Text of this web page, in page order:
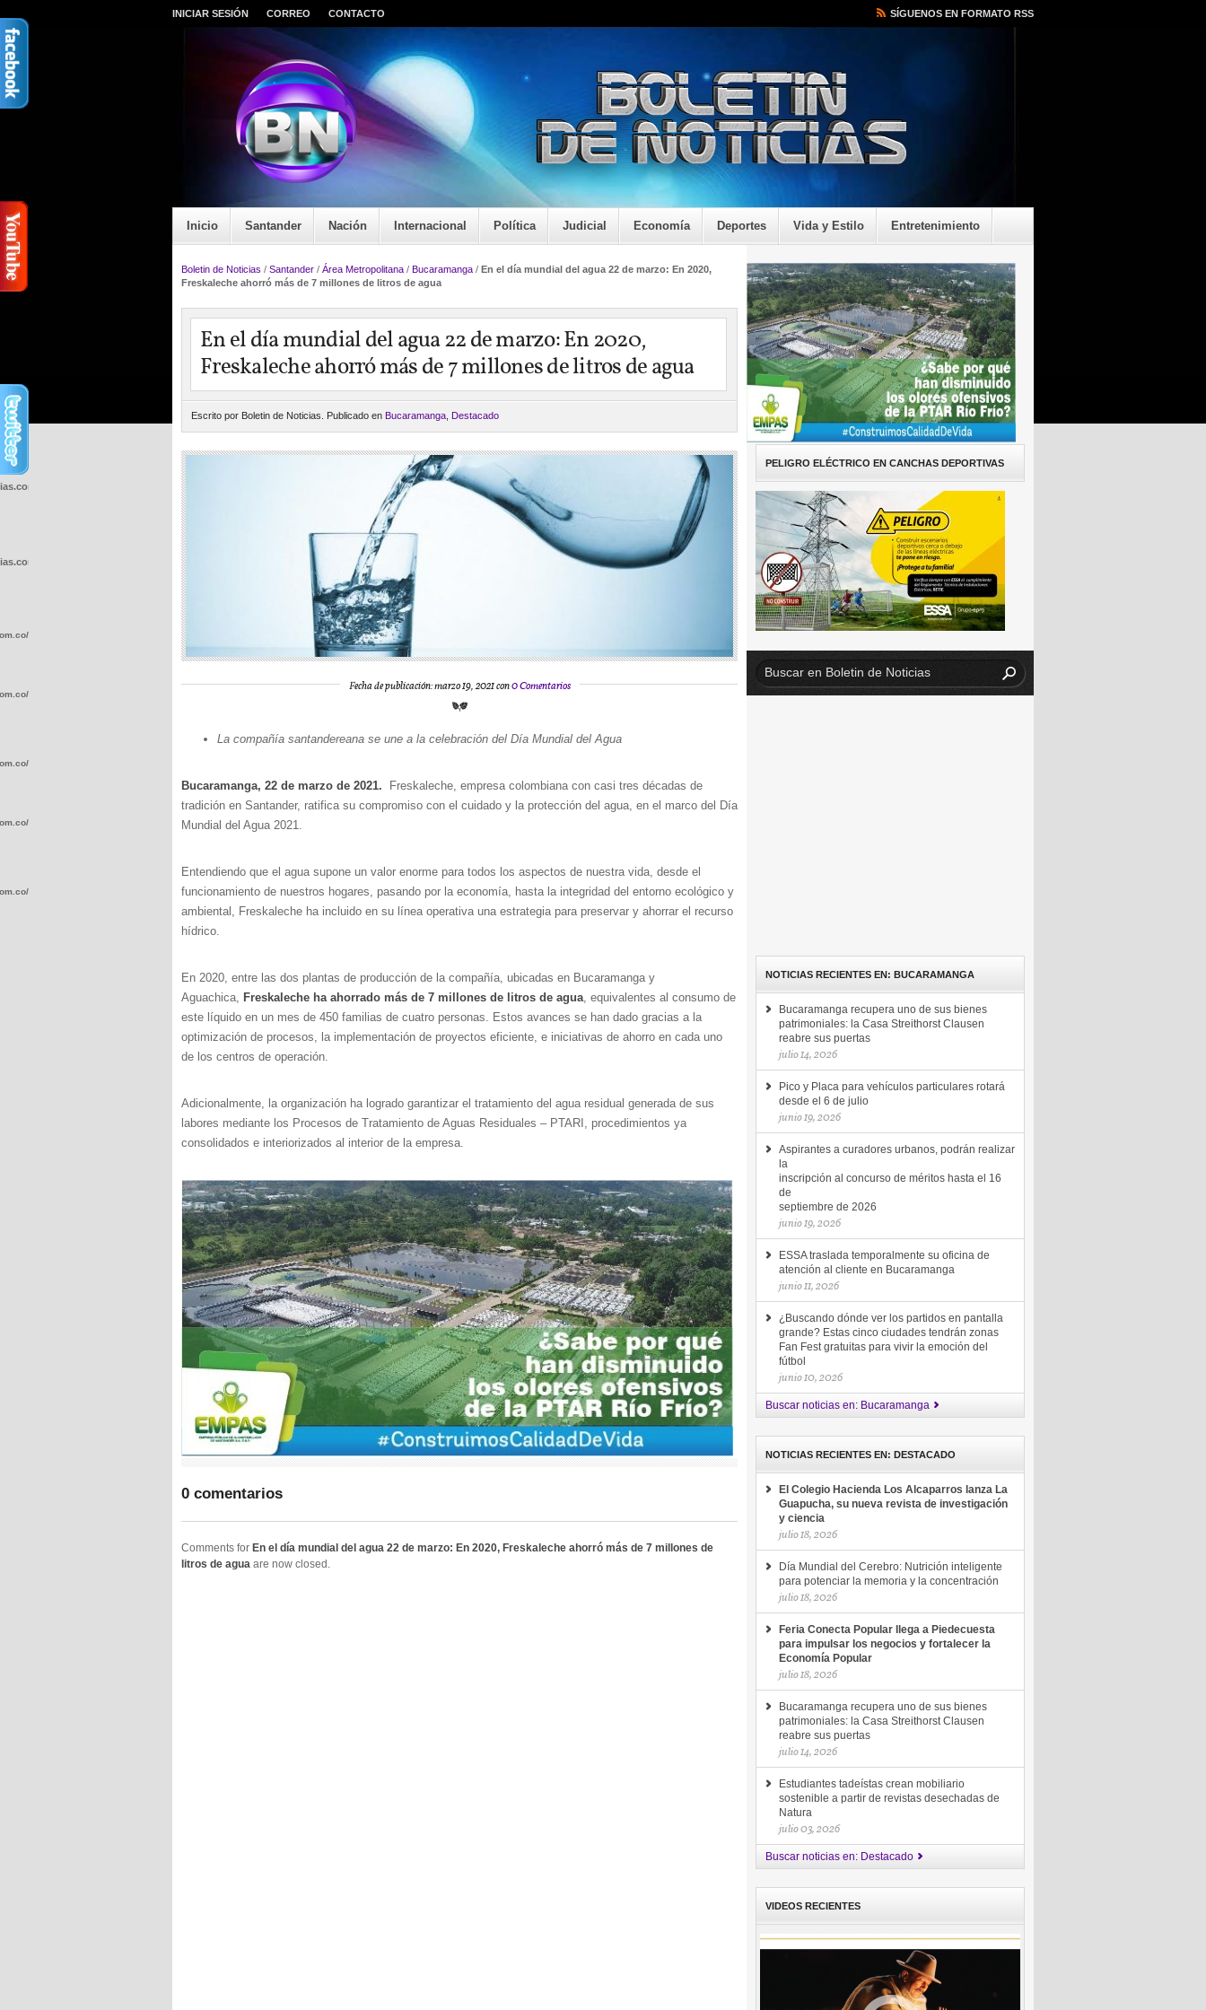
INICIAR SESIÓN CORREO CONTACTO SÍGUENOS EN FORMATO RSS
Inicio Santander Nación Internacional Política Judicial Economía Deportes Vida y Estilo Entretenimiento
Boletin de Noticias / Santander / Área Metropolitana / Bucaramanga / En el día mundial del agua 22 de marzo: En 2020,
Freskaleche ahorró más de 7 millones de litros de agua
En el día mundial del agua 22 de marzo: En 2020,
Freskaleche ahorró más de 7 millones de litros de agua
Escrito por Boletin de Noticias. Publicado en Bucaramanga Destacado
Fecha de publicación: marzo 19, 2021 con0 Comentarios
La compañía santandereana se une a la celebración del Día Mundial del Agua
Bucaramanga, 22 de marzo de 2021.
Freskaleche, empresa colombiana con casi tres décadas de
tradición en Santander, ratifica su compromiso con el cuidado y la protección del agua, en el marco del Día
Mundial del Agua 2021.
Entendiendo que el agua supone un valor enorme para todos los aspectos de nuestra vida, desde el
funcionamiento de nuestros hogares, pasando por la economía, hasta la integridad del entorno ecológico y
ambiental, Freskaleche ha incluido en su línea operativa una estrategia para preservar y ahorrar el recurso
hídrico.
En 2020, entre las dos plantas de producción de la compañía, ubicadas en Bucaramanga y
Aguachica, Freskaleche ha ahorrado más de 7 millones de litros de agua, equivalentes al consumo de
este líquido en un mes de 450 familias de cuatro personas. Estos avances se han dado gracias a la
optimización de procesos, la implementación de proyectos eficiente, e iniciativas de ahorro en cada uno
de los centros de operación.
Adicionalmente, la organización ha logrado garantizar el tratamiento del agua residual generada de sus
labores mediante los Procesos de Tratamiento de Aguas Residuales – PTARI, procedimientos ya
consolidados e interiorizados al interior de la empresa.
0 comentarios
Comments for En el día mundial del agua 22 de marzo: En 2020, Freskaleche ahorró más de 7 millones de
litros de agua are now closed.
PELIGRO ELÉCTRICO EN CANCHAS DEPORTIVAS
NOTICIAS RECIENTES EN: BUCARAMANGA
Bucaramanga recupera uno de sus bienes
patrimoniales: la Casa Streithorst Clausen
reabre sus puertas
julio 14, 2026
Pico y Placa para vehículos particulares rotará
desde el 6 de julio
junio 19, 2026
Aspirantes a curadores urbanos, podrán realizar
la
inscripción al concurso de méritos hasta el 16
de
septiembre de 2026
junio 19, 2026
ESSA traslada temporalmente su oficina de
atención al cliente en Bucaramanga
junio 11, 2026
¿Buscando dónde ver los partidos en pantalla
grande? Estas cinco ciudades tendrán zonas
Fan Fest gratuitas para vivir la emoción del
fútbol
junio 10, 2026
Buscar noticias en: Bucaramanga
NOTICIAS RECIENTES EN: DESTACADO
El Colegio Hacienda Los Alcaparros lanza La
Guapucha, su nueva revista de investigación
y ciencia
julio 18, 2026
Día Mundial del Cerebro: Nutrición inteligente
para potenciar la memoria y la concentración
julio 18, 2026
Feria Conecta Popular llega a Piedecuesta
para impulsar los negocios y fortalecer la
Economía Popular
julio 18, 2026
Bucaramanga recupera uno de sus bienes
patrimoniales: la Casa Streithorst Clausen
reabre sus puertas
julio 14, 2026
Estudiantes tadeístas crean mobiliario
sostenible a partir de revistas desechadas de
Natura
julio 03, 2026
Buscar noticias en: Destacado
VIDEOS RECIENTES
wp-
wp-
wp-
wp-
wp-
wp-
wp-